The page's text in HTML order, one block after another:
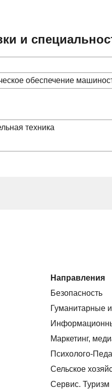
и
обеспечение
техника
Направления
Безопасность
Гуманитарные
Маркетинг,
Психолого-
Сельское
Сервис. Туризм